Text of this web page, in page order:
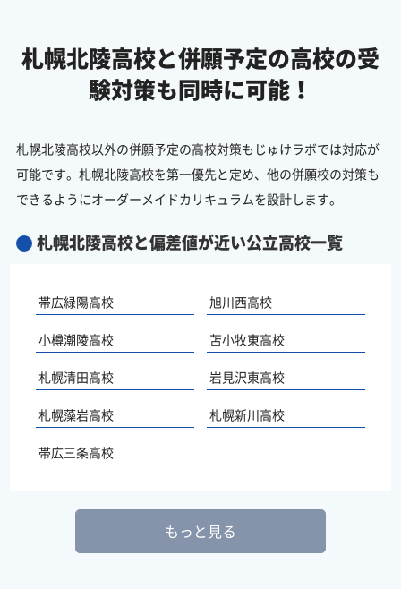
札幌北陵高校と併願予定の高校の受
験対策も同時に可能！
札幌北陵高校以外の併願予定の高校対策もじゅけラボでは対応が
可能です。札幌北陵高校を第一優先と定め、他の併願校の対策も
できるようにオーダーメイドカリキュラムを設計します。
札幌北陵高校と偏差値が近い公立高校一覧
帯広緑陽高校 旭川西高校
小樽潮陵高校 苫小牧東高校
札幌清田高校 岩見沢東高校
札幌藻岩高校 札幌新川高校
帯広三条高校
もっと見る